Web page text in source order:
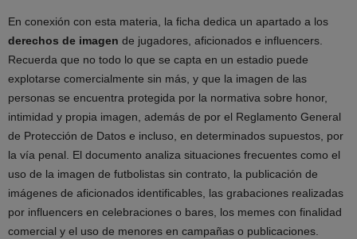
En conexión con esta materia, la ficha dedica un apartado a los
derechos de imagen de jugadores, aficionados e influencers.
Recuerda que no todo lo que se capta en un estadio puede
explotarse comercialmente sin más, y que la imagen de las
personas se encuentra protegida por la normativa sobre honor,
intimidad y propia imagen, además de por el Reglamento General
de Protección de Datos e incluso, en determinados supuestos, por
la vía penal. El documento analiza situaciones frecuentes como el
uso de la imagen de futbolistas sin contrato, la publicación de
imágenes de aficionados identificables, las grabaciones realizadas
por influencers en celebraciones o bares, los memes con finalidad
comercial y el uso de menores en campañas o publicaciones.